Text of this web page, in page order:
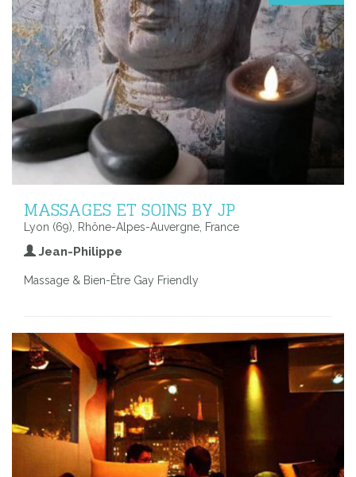
MASSAGES ET SOINS BY JP
Lyon (69), Rhône-Alpes-Auvergne, France
Jean-Philippe
Massage & Bien-Être Gay Friendly